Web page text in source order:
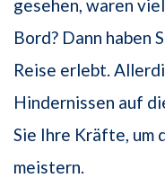
gesehen, waren
Bord? Dann haben
Reise erlebt.
Hindernissen auf
Sie Ihre Kräfte, um
meistern.